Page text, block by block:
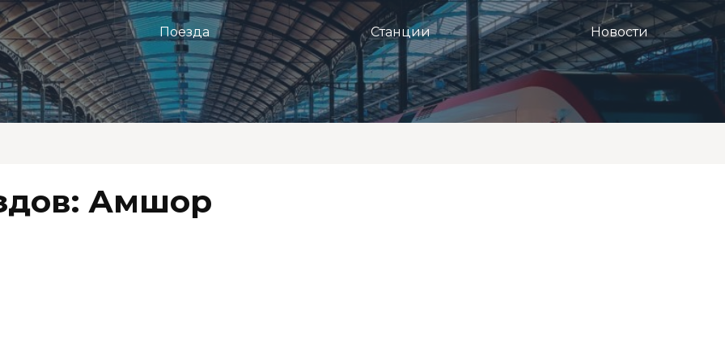
Поезда Станции Новости
Амшор